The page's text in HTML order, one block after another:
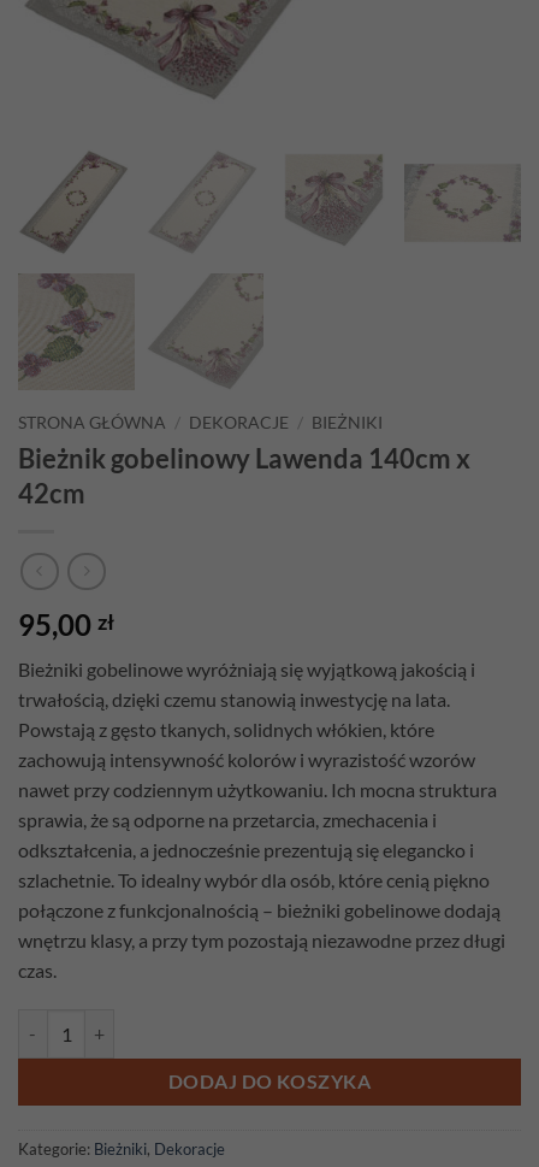
STRONA GŁÓWNA / DEKORACJE / BIEŻNIKI
Bieżnik gobelinowy Lawenda 140cm x
42cm
95,00 zł
Bieżniki gobelinowe wyróżniają się wyjątkową jakością i
trwałością, dzięki czemu stanowią inwestycję na lata.
Powstają z gęsto tkanych, solidnych włókien, które
zachowują intensywność kolorów i wyrazistość wzorów
nawet przy codziennym użytkowaniu. Ich mocna struktura
sprawia, że są odporne na przetarcia, zmechacenia i
odkształcenia, a jednocześnie prezentują się elegancko i
szlachetnie. To idealny wybór dla osób, które cenią piękno
połączone z funkcjonalnością – bieżniki gobelinowe dodają
wnętrzu klasy, a przy tym pozostają niezawodne przez długi
czas.
DODAJ DO KOSZYKA
Kategorie: Bieżniki, Dekoracje